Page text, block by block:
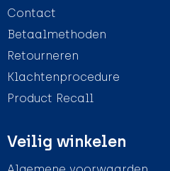
Contact
Betaalmethoden
Retourneren
Klachtenprocedure
Product Recall
Veilig winkelen